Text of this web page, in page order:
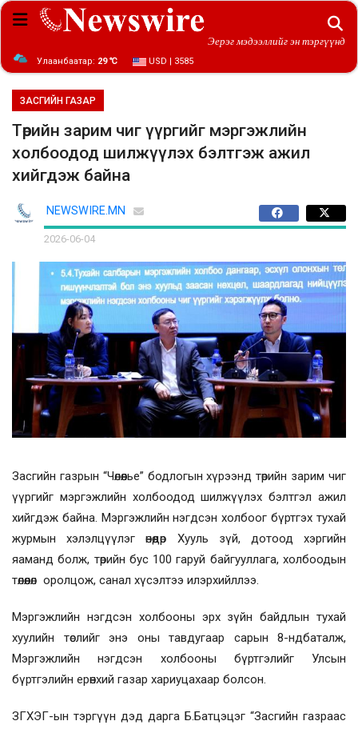
Эерэг мэдээллийг эн тэргүүнд
Улаанбаатар: 29 ℃ USD | 3585
ЗАСГИЙН ГАЗАР
Төрийн зарим чиг үүргийг мэргэжлийн
холбоодод шилжүүлэх бэлтгэж ажил
хийгдэж байна
NEWSWIRE.MN
2026-06-04
Засгийн газрын “Чөлөөлье” бодлогын хүрээнд төрийн зарим чиг
үүргийг мэргэжлийн холбоодод шилжүүлэх бэлтгэл ажил
хийгдэж байна. Мэргэжлийн нэгдсэн холбоог бүртгэх тухай
журмын хэлэлцүүлэг өнөөдөр Хууль зүй, дотоод хэргийн
яаманд болж, төрийн бус 100 гаруй байгууллага, холбоодын
төлөөлөл оролцож, санал хүсэлтээ илэрхийллээ.
Мэргэжлийн нэгдсэн холбооны эрх зүйн байдлын тухай
хуулийн төслийг энэ оны тавдугаар сарын 8-ндбаталж,
Мэргэжлийн нэгдсэн холбооны бүртгэлийг Улсын
бүртгэлийн ерөнхий газар хариуцахаар болсон.
ЗГХЭГ-ын тэргүүн дэд дарга Б.Батцэцэг “Засгийн газраас